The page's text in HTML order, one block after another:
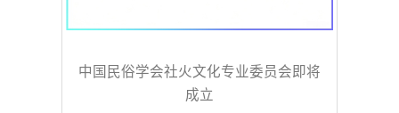
中国民俗学会社火文化专业委员会即将
成立